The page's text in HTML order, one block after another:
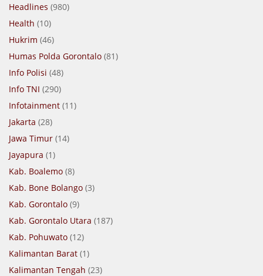
Headlines (980)
Health (10)
Hukrim (46)
Humas Polda Gorontalo (81)
Info Polisi (48)
Info TNI (290)
Infotainment (11)
Jakarta (28)
Jawa Timur (14)
Jayapura (1)
Kab. Boalemo (8)
Kab. Bone Bolango (3)
Kab. Gorontalo (9)
Kab. Gorontalo Utara (187)
Kab. Pohuwato (12)
Kalimantan Barat (1)
Kalimantan Tengah (23)